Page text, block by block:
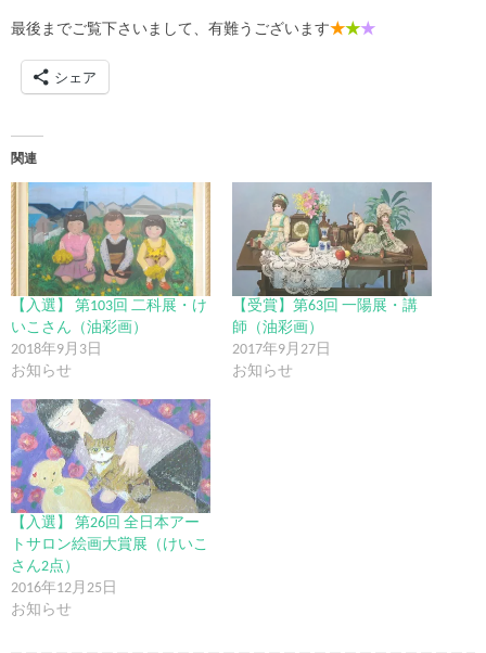
最後までご覧下さいまして、有難うございます★★★
シェア
関連
【入選】 第103回 二科展・け
いこさん（油彩画）
2018年9月3日
お知らせ
【受賞】第63回 一陽展・講
師（油彩画）
2017年9月27日
お知らせ
【入選】 第26回 全日本アー
トサロン絵画大賞展（けいこ
さん2点）
2016年12月25日
お知らせ